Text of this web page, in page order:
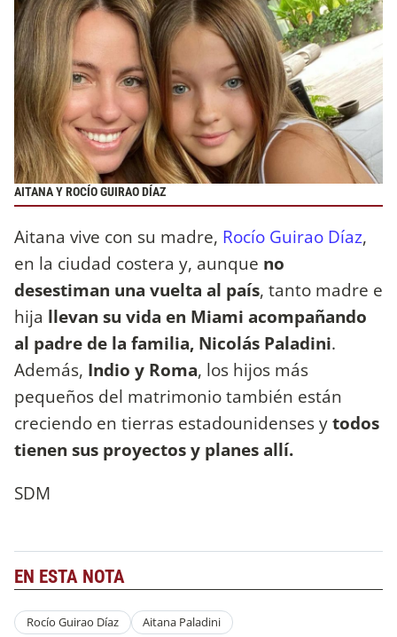
AITANA Y ROCÍO GUIRAO DÍAZ
Aitana vive con su madre, Rocío Guirao Díaz,
en la ciudad costera y, aunque no
desestiman una vuelta al país, tanto madre e
hija llevan su vida en Miami acompañando
al padre de la familia, Nicolás Paladini.
Además, Indio y Roma, los hijos más
pequeños del matrimonio también están
creciendo en tierras estadounidenses ytodos
tienen sus proyectos y planes allí.
SDM
EN ESTA NOTA
Rocío Guirao Díaz Aitana Paladini